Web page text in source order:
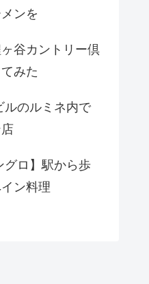
ンを
谷カントリー倶
みた
ルのルミネ内で
グロ】駅から歩
ン料理